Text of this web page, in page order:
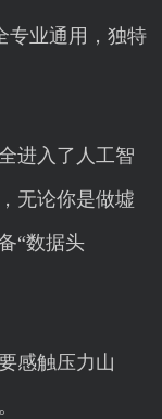
专业通用，独特
进入了人工智
无论你是做墟
“数据头
感触压力山